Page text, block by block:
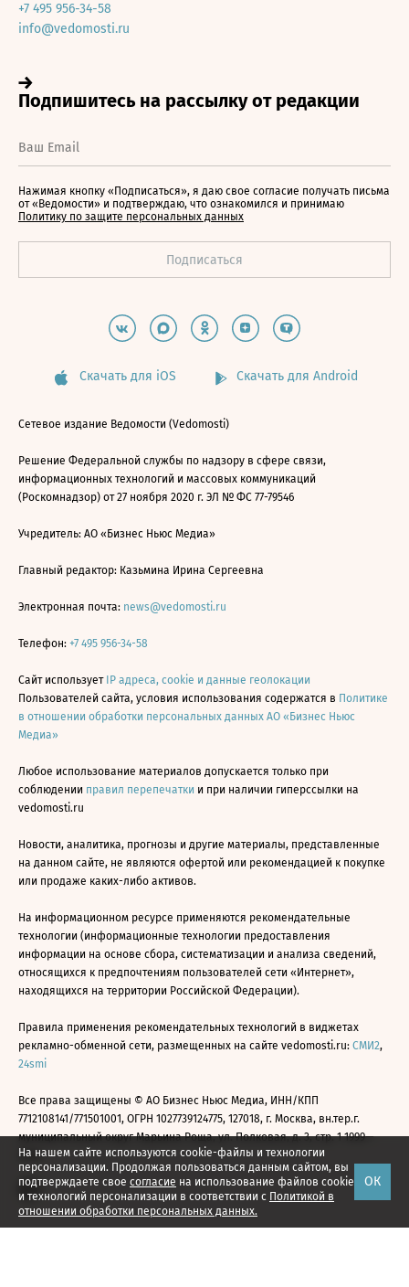
На нашем сайте используются cookie-файлы и технологии
персонализации. Продолжая пользоваться данным сайтом, вы
подтверждаете свое согласие на использование файлов cookie
и технологий персонализации в соответствии с Политикой в
отношении обработки персональных данных.
ОК
+7 495 956-34-58
info@vedomosti.ru
Нажимая кнопку «Подписаться», я даю свое согласие получать письма
от «Ведомости» и подтверждаю, что ознакомился и принимаю
Политику по защите персональных данных
Скачать для iOS Скачать для Android
Сетевое издание Ведомости (Vedomosti)
Решение Федеральной службы по надзору в сфере связи,
информационных технологий и массовых коммуникаций
(Роскомнадзор) от 27 ноября 2020 г. ЭЛ № ФС 77-79546
Учредитель: АО «Бизнес Ньюс Медиа»
Главный редактор: Казьмина Ирина Сергеевна
Электронная почта: news@vedomosti.ru
Телефон: +7 495 956-34-58
Сайт использует IP адреса, cookie и данные геолокации
Пользователей сайта, условия использования содержатся в Политике
в отношении обработки персональных данных АО «Бизнес Ньюс
Медиа»
Любое использование материалов допускается только при
соблюдении правил перепечатки и при наличии гиперссылки на
vedomosti.ru
Новости, аналитика, прогнозы и другие материалы, представленные
на данном сайте, не являются офертой или рекомендацией к покупке
или продаже каких-либо активов.
На информационном ресурсе применяются рекомендательные
технологии (информационные технологии предоставления
информации на основе сбора, систематизации и анализа сведений,
относящихся к предпочтениям пользователей сети «Интернет»,
находящихся на территории Российской Федерации).
Правила применения рекомендательных технологий в виджетах
рекламно-обменной сети, размещенных на сайте vedomosti.ru: СМИ2,
24smi
Все права защищены © АО Бизнес Ньюс Медиа, ИНН/КПП
7712108141/771501001, ОГРН 1027739124775, 127018, г. Москва, вн.тер.г.
муниципальный округ Марьина Роща, ул. Полковая, д. 3, стр. 1 1999—
2026